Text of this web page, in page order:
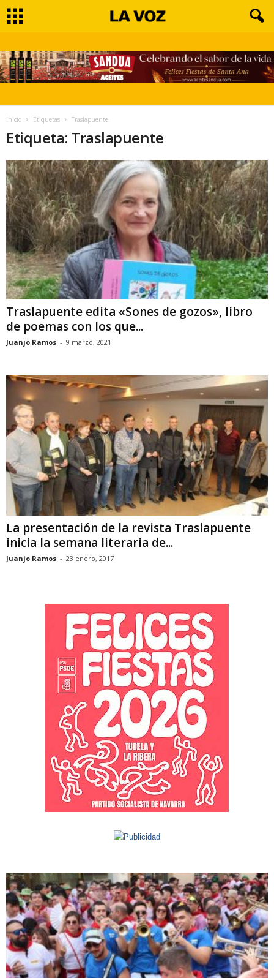
Inicio Etiquetas Traslapuente
Etiqueta: Traslapuente
Traslapuente edita «Sones de gozos», libro
de poemas con los que...
Juanjo Ramos - 9 marzo, 2021
La presentación de la revista Traslapuente
inicia la semana literaria de...
Juanjo Ramos - 23 enero, 2017